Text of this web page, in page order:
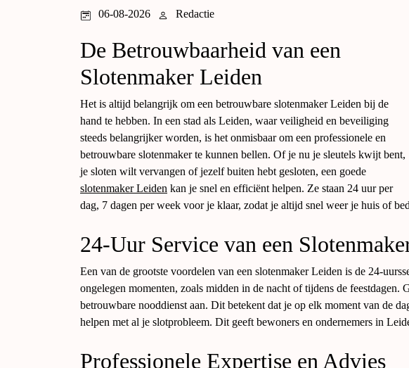
06-08-2026 Redactie
De Betrouwbaarheid van een
Slotenmaker Leiden
Het is altijd belangrijk om een betrouwbare slotenmaker Leiden bij de
hand te hebben. In een stad als Leiden, waar veiligheid en beveiliging
steeds belangrijker worden, is het onmisbaar om een professionele en
betrouwbare slotenmaker te kunnen bellen. Of je nu je sleutels kwijt bent,
je sloten wilt vervangen of jezelf buiten hebt gesloten, een goede
slotenmaker Leiden kan je snel en efficiënt helpen. Ze staan 24 uur per
dag, 7 dagen per week voor je klaar, zodat je altijd snel weer je huis of
24-Uur Service van een
Een van de grootste voordelen van een slotenmaker Leiden is de 24-
ongelegen momenten, zoals midden in de nacht of tijdens de
betrouwbare nooddienst aan. Dit betekent dat je op elk moment van de
helpen met al je slotprobleem. Dit geeft bewoners en ondernemers in
Professionele Expertise en Advies